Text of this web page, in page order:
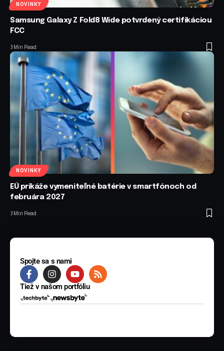
NOVINKY
Samsung Galaxy Z Fold8 Wide potvrdený certifikáciou
FCC
3 Min Read
NOVINKY
EÚ prikáže vymeniteľné batérie v smartfónoch od
februára 2027
3 Min Read
Spojte sa s nami
Tiež v našom portfóliu